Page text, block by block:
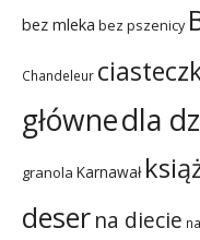
bez mleka bez pszenicy
Chandeleur
głównedla
granola Karnawał
deserna diecie